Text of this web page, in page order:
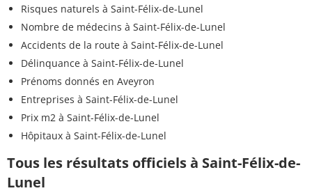
Risques naturels à Saint-Félix-de-Lunel
Nombre de médecins à Saint-Félix-de-Lunel
Accidents de la route à Saint-Félix-de-Lunel
Délinquance à Saint-Félix-de-Lunel
Prénoms donnés en Aveyron
Entreprises à Saint-Félix-de-Lunel
Prix m2 à Saint-Félix-de-Lunel
Hôpitaux à Saint-Félix-de-Lunel
Tous les résultats officiels à Saint-Félix-de-
Lunel